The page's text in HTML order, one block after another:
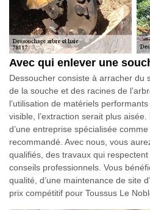
Avec qui enlever une
Dessoucher consiste à arracher du
de la souche et des racines de
l’utilisation de matériels
visible, l’extraction serait plus
d’une entreprise spécialisée
recommandé. Avec nous, vous
qualifiés, des travaux qui
conseils professionnels. Vous
qualité, d’une maintenance de site
prix compétitif pour Toussus Le